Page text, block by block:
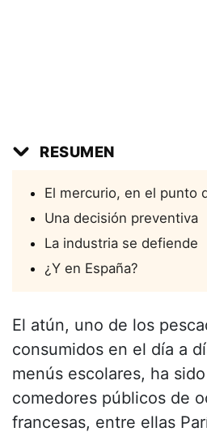
RESUMEN
El mercurio, en el punto
Una decisión preventiva
La industria se defiende
¿Y en España?
El atún, uno de los
consumidos en el día a
menús escolares, ha
comedores públicos de
francesas, entre ellas